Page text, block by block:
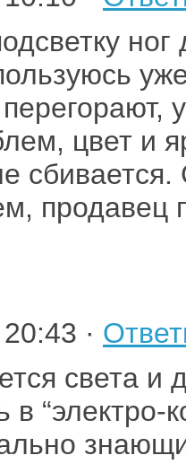
цвет и
продавец
·
света и
“электро-